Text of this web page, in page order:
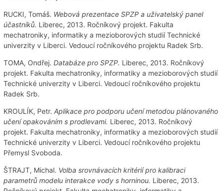
RUCKI, Tomáš. Webová prezentace SPZP a uživatelský panel
účastníků. Liberec, 2013. Ročníkový projekt. Fakulta
mechatroniky, informatiky a mezioborových studií Technické
univerzity v Liberci. Vedoucí ročníkového projektu Radek Srb.
TOMA, Ondřej. Databáze pro SPZP. Liberec, 2013. Ročníkový
projekt. Fakulta mechatroniky, informatiky a mezioborových studií
Technické univerzity v Liberci. Vedoucí ročníkového projektu
Radek Srb.
KROULÍK, Petr. Aplikace pro podporu učení metodou plánovaného
učení opakováním s prodlevami. Liberec, 2013. Ročníkový
projekt. Fakulta mechatroniky, informatiky a mezioborových studií
Technické univerzity v Liberci. Vedoucí ročníkového projektu
Přemysl Svoboda.
ŠTRAJT, Michal. Volba srovnávacích kritérií pro kalibraci
parametrů modelu interakce vody s horninou. Liberec, 2013.